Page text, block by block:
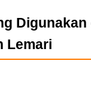
Digunakan
Lemari